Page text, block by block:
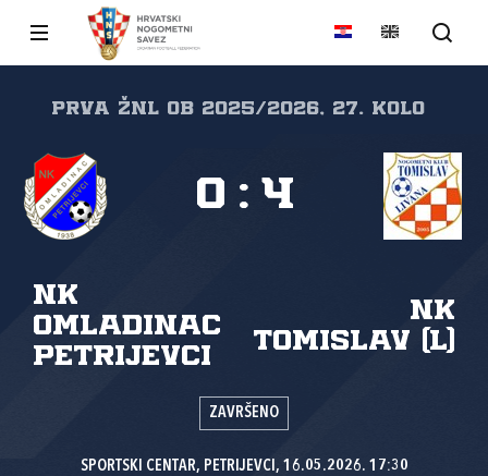
Prva ŽNL OB 2025/2026, 27. kolo
NK
Omladinac
Petrijevci
NK
Tomislav (L)
0 : 4
ZAVRŠENO
SPORTSKI CENTAR, PETRIJEVCI, 16.05.2026. 17:30